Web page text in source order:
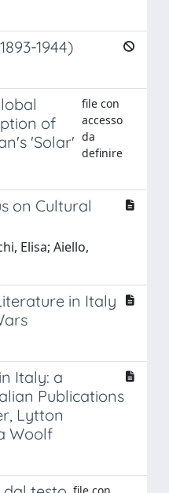
1944)
of
'Solar'
file con
accesso
da
definire
on Cultural
Elisa; Aiello,
in Italy
Italy: a
Publications
Lytton
Woolf